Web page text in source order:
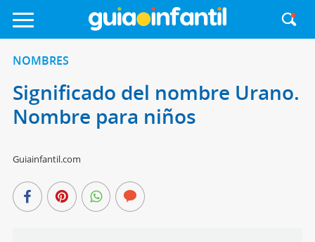
NOMBRES
Significado del nombre Urano.
Nombre para niños
Guiainfantil.com